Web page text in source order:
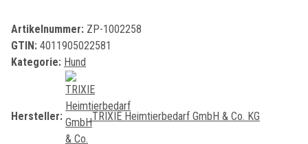
Artikelnummer: ZP-1002258
GTIN: 4011905022581
Kategorie: Hund
Hersteller: TRIXIE Heimtierbedarf GmbH & Co. KG